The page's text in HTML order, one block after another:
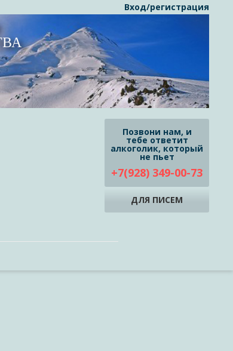
Вход/регистрация
Позвони нам, и
тебе ответит
алкоголик, который
не пьет
+7(928) 349-00-73
ДЛЯ ПИСЕМ